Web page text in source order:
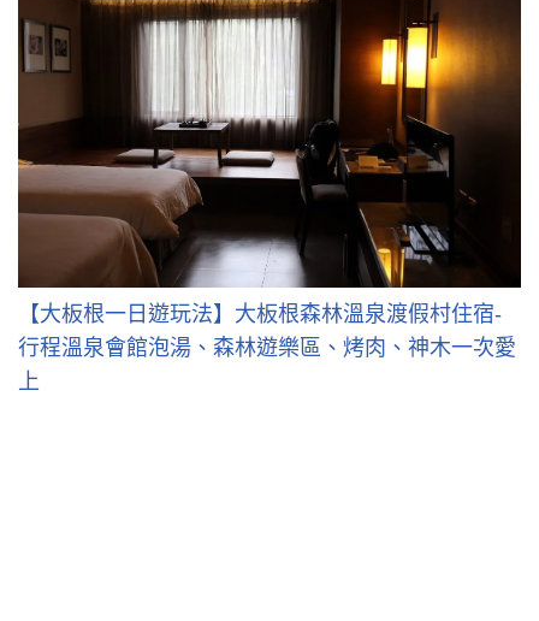
【大板根一日遊玩法】大板根森林溫泉渡假村住宿-
行程溫泉會館泡湯、森林遊樂區、烤肉、神木一次愛
上